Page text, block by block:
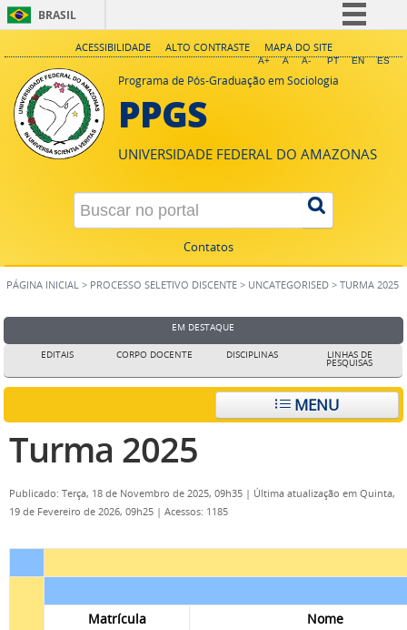
BRASIL
Simplifique!
Comunica BR
Legislação
Canais
ACESSIBILIDADE ALTO CONTRASTE MAPA DO SITE
A+ A A- PT EN ES
Programa de Pós-Graduação em Sociologia
PPGS
UNIVERSIDADE FEDERAL DO AMAZONAS
Contatos
PÁGINA INICIAL > PROCESSO SELETIVO DISCENTE > UNCATEGORISED > TURMA 2025
EM DESTAQUE
EDITAIS CORPO DOCENTE DISCIPLINAS LINHAS DE
PESQUISAS
MENU
Turma 2025
Publicado: Terça, 18 de Novembro de 2025, 09h35 | Última atualização em Quinta,
19 de Fevereiro de 2026, 09h25 | Acessos: 1185
Matrícula
Nome